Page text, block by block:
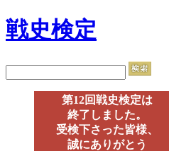
戦史検定
第12回戦史検定は
終了しました。
受検下さった皆様、
誠にありがとう